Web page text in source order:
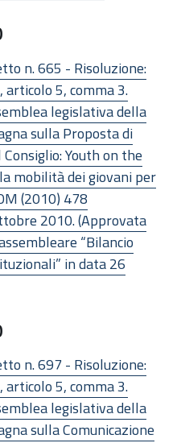
n. 665 - Risoluzione:
articolo 5, comma 3.
legislativa della
sulla Proposta di
Youth on the
mobilità dei giovani per
(2010) 478
2010. (Approvata
“Bilancio
in data 26
n. 697 - Risoluzione:
articolo 5, comma 3.
legislativa della
sulla Comunicazione